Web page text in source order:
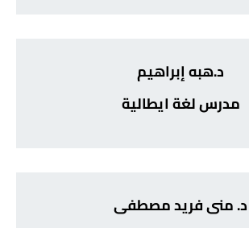
د.هبه إبراهيم
مدرس لغة ايطالية
د. منى فريد مصطفى